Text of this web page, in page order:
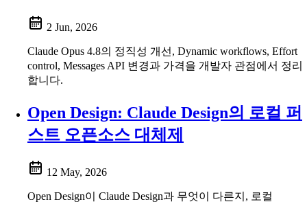
2 Jun, 2026
Claude Opus 4.8의 정직성 개선, Dynamic workflows, Effort
control, Messages API 변경과 가격을 개발자 관점에서 정리
합니다.
Open Design: Claude Design의 로컬 퍼
스트 오픈소스 대체제
12 May, 2026
Open Design이 Claude Design과 무엇이 다른지, 로컬